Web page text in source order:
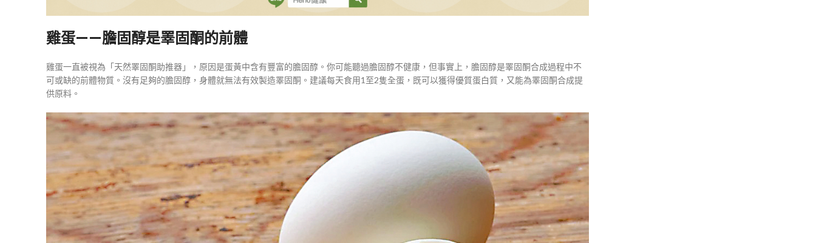
雞蛋——膽固醇是睪固酮的前體
雞蛋一直被視為「天然睪固酮助推器」，原因是蛋黃中含有豐富的膽固醇。你可能聽過膽固醇不健康，但事實上，膽固醇是睪固酮合成過程中不
可或缺的前體物質。沒有足夠的膽固醇，身體就無法有效製造睪固酮。建議每天食用1至2隻全蛋，既可以獲得優質蛋白質，又能為睪固酮合成提
供原料。